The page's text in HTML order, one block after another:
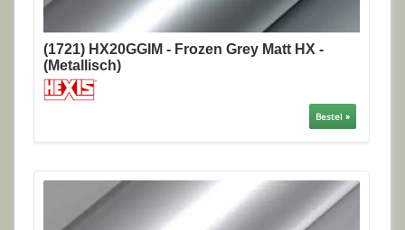
(1721) HX20GGIM - Frozen Grey Matt HX -
(Metallisch)
Bestel »